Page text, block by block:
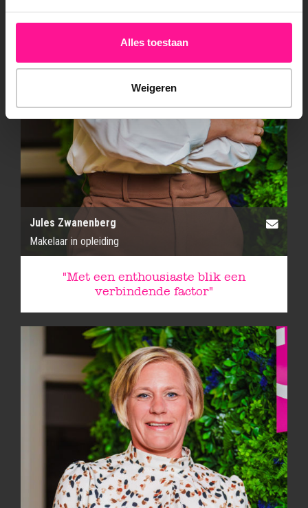
Alles toestaan
Weigeren
Jules Zwanenberg
Makelaar in opleiding
"Met een enthousiaste blik een
verbindende factor"